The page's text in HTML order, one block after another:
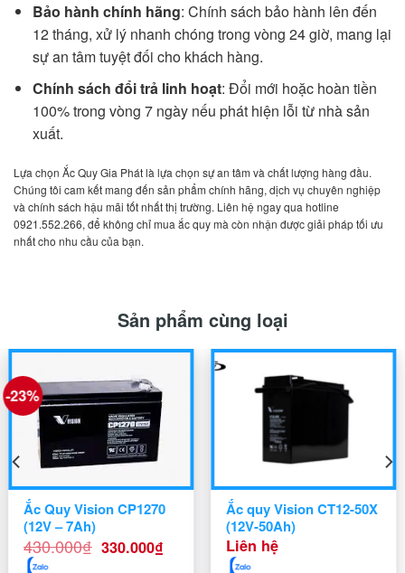
Bảo hành chính hãng: Chính sách bảo hành lên đến
12 tháng, xử lý nhanh chóng trong vòng 24 giờ, mang lại
sự an tâm tuyệt đối cho khách hàng.
Chính sách đổi trả linh hoạt: Đổi mới hoặc hoàn tiền
100% trong vòng 7 ngày nếu phát hiện lỗi từ nhà sản
xuất.
Lựa chọn Ắc Quy Gia Phát là lựa chọn sự an tâm và chất lượng hàng đầu.
Chúng tôi cam kết mang đến sản phẩm chính hãng, dịch vụ chuyên nghiệp
và chính sách hậu mãi tốt nhất thị trường. Liên hệ ngay qua hotline
0921.552.266, để không chỉ mua ắc quy mà còn nhận được giải pháp tối ưu
nhất cho nhu cầu của bạn.
Sản phẩm cùng loại
-23%
Ắc Quy Vision CP1270
(12V – 7Ah)
430.000₫ Giá
gốc
330.000₫
Ắc quy Vision CT12-50X
(12V-50Ah)
Liên hệ